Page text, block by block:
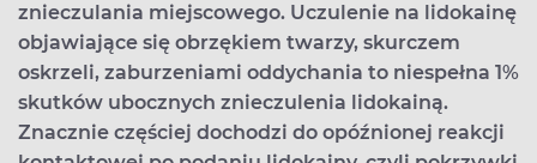
znieczulania miejscowego. Uczulenie na lidokainę
objawiające się obrzękiem twarzy, skurczem
oskrzeli, zaburzeniami oddychania to niespełna 1%
skutków ubocznych znieczulenia lidokainą.
Znacznie częściej dochodzi do opóźnionej reakcji